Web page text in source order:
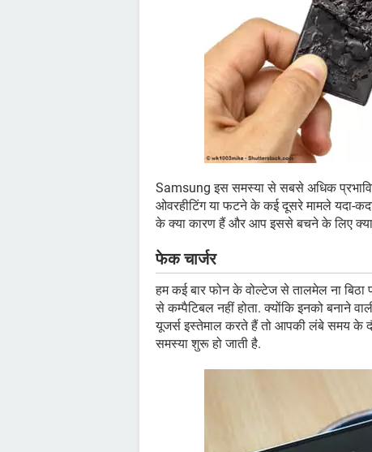
Samsung इस समस्या से सबसे अधिक
ओवरहीटिंग या फटने के कई दूसरे मामले यदा-
के क्या कारण हैं और आप इससे बचने के लिए क्या
फेक चार्जर
हम कई बार फोन के वोल्टेज से तालमेल ना बिठा
से कम्पैटिबल नहीं होता. क्योंकि इनको बनाने
यूजर्स इस्तेमाल करते हैं तो आपकी लंबे समय के
समस्या शुरू हो जाती है.